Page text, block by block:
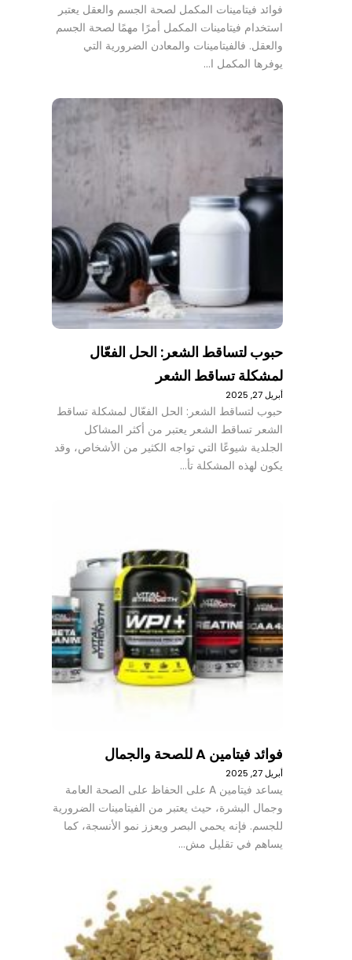
فوائد فيتامينات المكمل لصحة الجسم والعقل يعتبر
استخدام فيتامينات المكمل أمرًا مهمًا لصحة الجسم
والعقل. فالفيتامينات والمعادن الضرورية التي
يوفرها المكمل ا…
حبوب لتساقط الشعر: الحل الفعّال
لمشكلة تساقط الشعر
أبريل 27, 2025
حبوب لتساقط الشعر: الحل الفعّال لمشكلة تساقط
الشعر تساقط الشعر يعتبر من أكثر المشاكل
الجلدية شيوعًا التي تواجه الكثير من الأشخاص، وقد
يكون لهذه المشكلة تأ…
فوائد فيتامين A للصحة والجمال
أبريل 27, 2025
يساعد فيتامين A على الحفاظ على الصحة العامة
وجمال البشرة، حيث يعتبر من الفيتامينات الضرورية
للجسم. فإنه يحمي البصر ويعزز نمو الأنسجة، كما
يساهم في تقليل مش…